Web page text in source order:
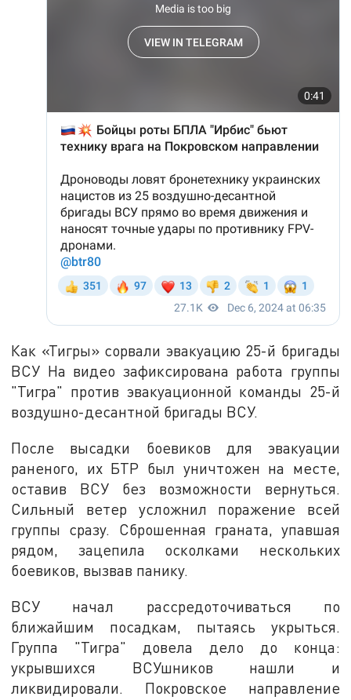
Как «Тигры» сорвали эвакуацию 25-й бригады
ВСУ На видео зафиксирована работа группы
"Тигра" против эвакуационной команды 25-й
воздушно-десантной бригады ВСУ.
После высадки боевиков для эвакуации
раненого, их БТР был уничтожен на месте,
оставив ВСУ без возможности вернуться.
Сильный ветер усложнил поражение всей
группы сразу. Cброшенная граната, упавшая
рядом, зацепила осколками нескольких
боевиков, вызвав панику.
ВСУ начал рассредоточиваться по
ближайшим посадкам, пытаясь укрыться.
Группа "Тигра" довела дело до конца:
укрывшихся ВСУшников нашли и
ликвидировали. Покровское направление